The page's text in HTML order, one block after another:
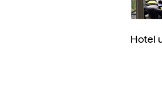
Hotel